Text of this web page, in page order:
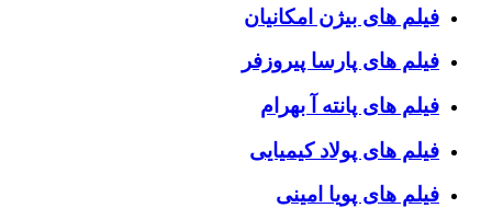
فیلم های بیژن امکانیان
فیلم های پارسا پیروزفر
فیلم های پانته آ بهرام
فیلم های پولاد کیمیایی
فیلم های پویا امینی